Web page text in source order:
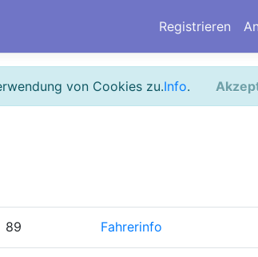
Registrieren
von Cookies zu.Info.
89 Fahrerinfo